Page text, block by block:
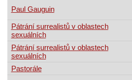
Paul Gauguin
Pátrání surrealistů v oblastech
sexuálních
Pátrání surrealistů v oblastech
sexuálních
Pastorále